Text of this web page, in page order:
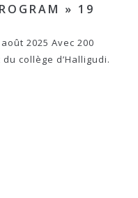
» 19
2025 Avec 200
collège d’Halligudi.